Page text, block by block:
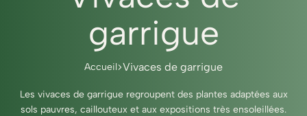
garrigue
Accueil Vivaces de garrigue
Les vivaces de garrigue regroupent des plantes adaptées aux
sols pauvres, caillouteux et aux expositions très ensoleillées.